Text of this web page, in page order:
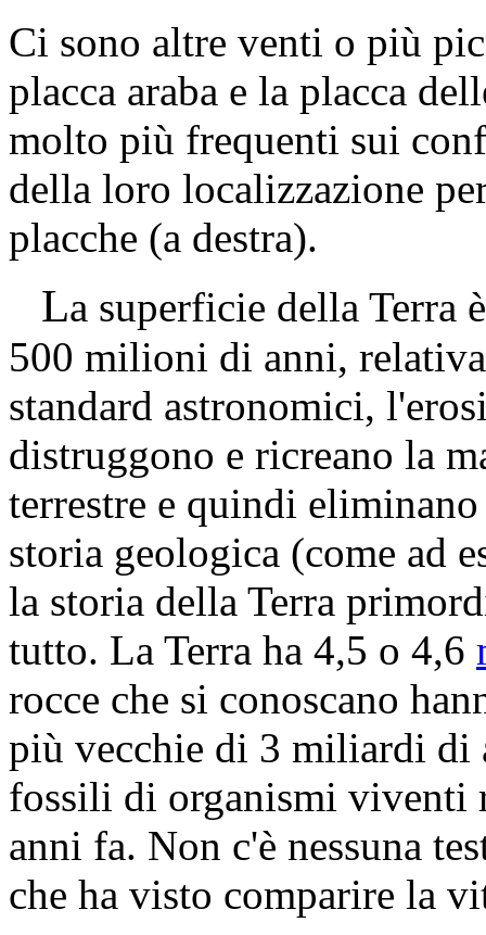
Ci sono altre venti o più
placca araba e la placca
molto più frequenti sui
della loro localizzazione
placche (a destra).
La superficie della Terra
500 milioni di anni,
standard astronomici,
distruggono e ricreano la
terrestre e quindi
storia geologica (come ad
la storia della Terra
tutto. La Terra ha 4,5 o 4,6
rocce che si conoscano
più vecchie di 3 miliardi di
fossili di organismi viventi
anni fa. Non c'è nessuna
che ha visto comparire la